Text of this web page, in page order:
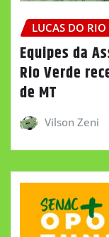
LUCAS DO RIO
Equipes da
Rio Verde
de MT
Vilson Zeni